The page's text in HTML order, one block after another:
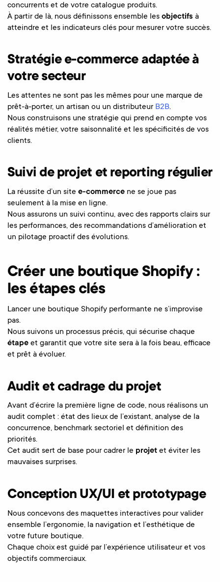
concurrents et de votre catalogue produits.
À partir de là, nous définissons ensemble les objectifs à
atteindre et les indicateurs clés pour mesurer votre succès.
Stratégie e-commerce adaptée à
votre secteur
Les attentes ne sont pas les mêmes pour une marque de
prêt-à-porter, un artisan ou un distributeur B2B.
Nous construisons une stratégie qui prend en compte vos
réalités métier, votre saisonnalité et les spécificités de vos
clients.
Suivi de projet et reporting régulier
La réussite d’un site e-commerce ne se joue pas
seulement à la mise en ligne.
Nous assurons un suivi continu, avec des rapports clairs sur
les performances, des recommandations d’amélioration et
un pilotage proactif des évolutions.
Créer une boutique Shopify :
les étapes clés
Lancer une boutique Shopify performante ne s’improvise
pas.
Nous suivons un processus précis, qui sécurise chaque
étape et garantit que votre site sera à la fois beau, efficace
et prêt à évoluer.
Audit et cadrage du projet
Avant d’écrire la première ligne de code, nous réalisons un
audit complet : état des lieux de l’existant, analyse de la
concurrence, benchmark sectoriel et définition des
priorités.
Cet audit sert de base pour cadrer le projet et éviter les
mauvaises surprises.
Conception UX/UI et prototypage
Nous concevons des maquettes interactives pour valider
ensemble l’ergonomie, la navigation et l’esthétique de
votre future boutique.
Chaque choix est guidé par l’expérience utilisateur et vos
objectifs commerciaux.